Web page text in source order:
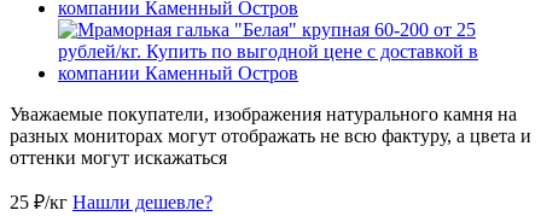
Уважаемые покупатели, изображения натурального камня на
разных мониторах могут отображать не всю фактуру, а цвета и
оттенки могут искажаться
25 ₽/кг Нашли дешевле?